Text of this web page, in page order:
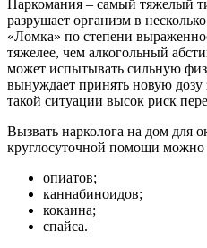
Наркомания – самый тяжелый
разрушает организм в
«Ломка» по степени
тяжелее, чем алкогольный
может испытывать сильную
вынуждает принять новую
такой ситуации высок риск
Вызвать нарколога на дом для
круглосуточной помощи можно
опиатов;
каннабиноидов;
кокаина;
спайса.